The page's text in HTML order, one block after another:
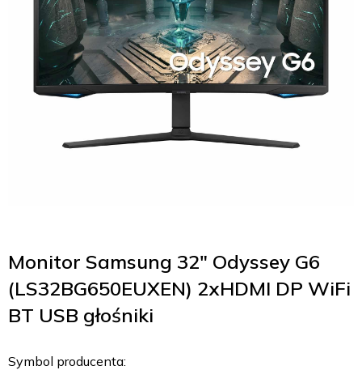
Monitor Samsung 32″ Odyssey G6
(LS32BG650EUXEN) 2xHDMI DP WiFi
BT USB głośniki
Symbol producenta: